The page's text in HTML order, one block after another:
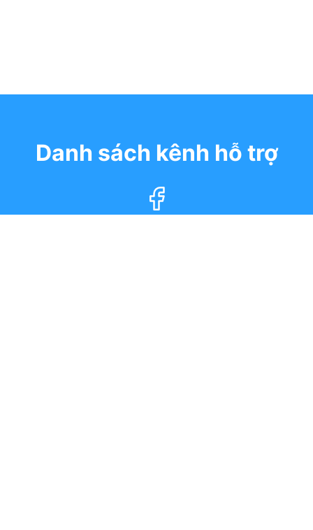
Danh sách kênh hỗ trợ